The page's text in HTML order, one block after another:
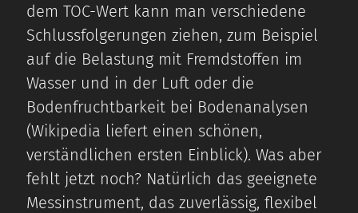
dem TOC-Wert kann man verschiedene
Schlussfolgerungen ziehen, zum Beispiel
auf die Belastung mit Fremdstoffen im
Wasser und in der Luft oder die
Bodenfruchtbarkeit bei Bodenanalysen
(Wikipedia liefert einen schönen,
verständlichen ersten Einblick). Was aber
fehlt jetzt noch? Natürlich das geeignete
Messinstrument, das zuverlässig, flexibel